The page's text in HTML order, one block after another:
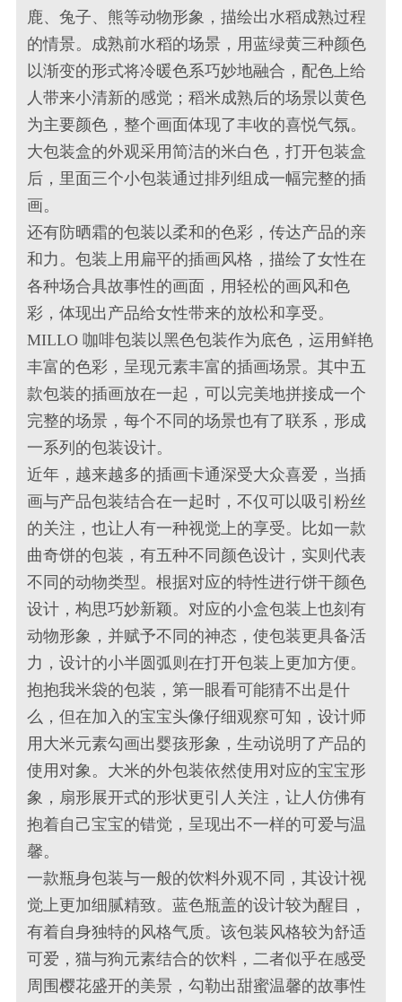
鹿、兔子、熊等动物形象，描绘出水稻成熟过程
的情景。成熟前水稻的场景，用蓝绿黄三种颜色
以渐变的形式将冷暖色系巧妙地融合，配色上给
人带来小清新的感觉；稻米成熟后的场景以黄色
为主要颜色，整个画面体现了丰收的喜悦气氛。
大包装盒的外观采用简洁的米白色，打开包装盒
后，里面三个小包装通过排列组成一幅完整的插
画。
还有防晒霜的包装以柔和的色彩，传达产品的亲
和力。包装上用扁平的插画风格，描绘了女性在
各种场合具故事性的画面，用轻松的画风和色
彩，体现出产品给女性带来的放松和享受。
MILLO 咖啡包装以黑色包装作为底色，运用鲜艳
丰富的色彩，呈现元素丰富的插画场景。其中五
款包装的插画放在一起，可以完美地拼接成一个
完整的场景，每个不同的场景也有了联系，形成
一系列的包装设计。
近年，越来越多的插画卡通深受大众喜爱，当插
画与产品包装结合在一起时，不仅可以吸引粉丝
的关注，也让人有一种视觉上的享受。比如一款
曲奇饼的包装，有五种不同颜色设计，实则代表
不同的动物类型。根据对应的特性进行饼干颜色
设计，构思巧妙新颖。对应的小盒包装上也刻有
动物形象，并赋予不同的神态，使包装更具备活
力，设计的小半圆弧则在打开包装上更加方便。
抱抱我米袋的包装，第一眼看可能猜不出是什
么，但在加入的宝宝头像仔细观察可知，设计师
用大米元素勾画出婴孩形象，生动说明了产品的
使用对象。大米的外包装依然使用对应的宝宝形
象，扇形展开式的形状更引人关注，让人仿佛有
抱着自己宝宝的错觉，呈现出不一样的可爱与温
馨。
一款瓶身包装与一般的饮料外观不同，其设计视
觉上更加细腻精致。蓝色瓶盖的设计较为醒目，
有着自身独特的风格气质。该包装风格较为舒适
可爱，猫与狗元素结合的饮料，二者似乎在感受
周围樱花盛开的美景，勾勒出甜蜜温馨的故事性